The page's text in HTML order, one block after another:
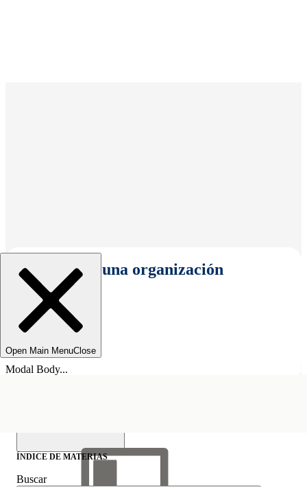
Seleccionar una organización
Open Main MenuClose
Modal Body...
ÍNDICE DE MATERIAS
Buscar